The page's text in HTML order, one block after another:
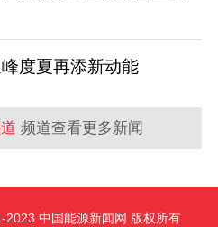
度夏再添新动能
频道查看更多新闻
中国能源新闻网 版权所有